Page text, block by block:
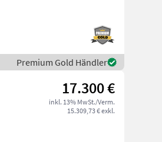
Premium Gold Händler
17.300 €
inkl. 13% MwSt./Verm.
15.309,73 € exkl.